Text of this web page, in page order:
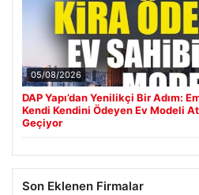
05/08/2026
DAP Yapı’dan Yenilikçi Bir Adım:
Kendi Kendini Ödeyen Ev Modeli
Geçiyor
Son Eklenen Firmalar